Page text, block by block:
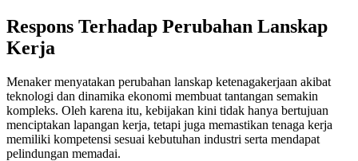
Respons Terhadap Perubahan Lanskap
Kerja
Menaker menyatakan perubahan lanskap ketenagakerjaan akibat
teknologi dan dinamika ekonomi membuat tantangan semakin
kompleks. Oleh karena itu, kebijakan kini tidak hanya bertujuan
menciptakan lapangan kerja, tetapi juga memastikan tenaga kerja
memiliki kompetensi sesuai kebutuhan industri serta mendapat
pelindungan memadai.